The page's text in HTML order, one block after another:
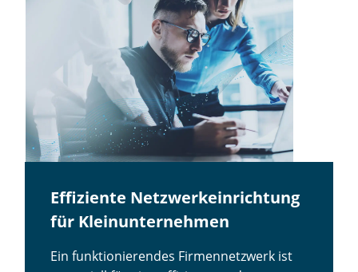
Effiziente Netzwerkeinrichtung
für Kleinunternehmen
Ein funktionierendes Firmennetzwerk ist